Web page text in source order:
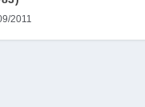
2011